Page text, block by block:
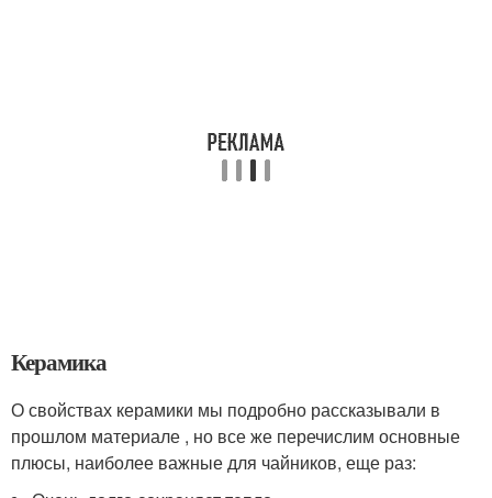
Керамика
О свойствах керамики мы подробно рассказывали в
прошлом материале , но все же перечислим основные
плюсы, наиболее важные для чайников, еще раз: